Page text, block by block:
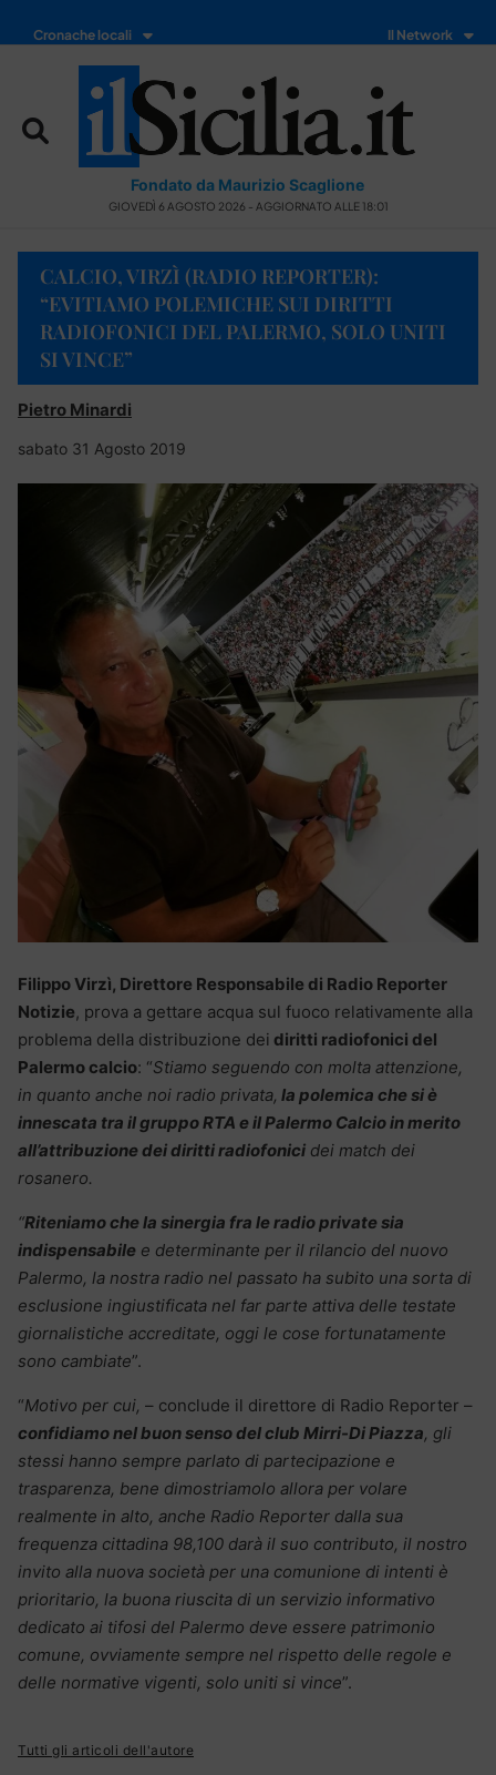
Cronache locali Il Network
Fondato da Maurizio Scaglione
GIOVEDÌ 6 AGOSTO 2026 - AGGIORNATO ALLE 18:01
CALCIO, VIRZÌ (RADIO REPORTER):
“EVITIAMO POLEMICHE SUI DIRITTI
RADIOFONICI DEL PALERMO, SOLO UNITI
SI VINCE”
Pietro Minardi
sabato 31 Agosto 2019
Filippo Virzì, Direttore Responsabile di Radio Reporter
Notizie, prova a gettare acqua sul fuoco relativamente alla
problema della distribuzione dei diritti radiofonici del
Palermo calcio: “Stiamo seguendo con molta attenzione,
in quanto anche noi radio privata, la polemica che si è
innescata tra il gruppo RTA e il Palermo Calcio in merito
all’attribuzione dei diritti radiofonici dei match dei
rosanero.
“Riteniamo che la sinergia fra le radio private sia
indispensabile e determinante per il rilancio del nuovo
Palermo, la nostra radio nel passato ha subito una sorta di
esclusione ingiustificata nel far parte attiva delle testate
giornalistiche accreditate, oggi le cose fortunatamente
sono cambiate”.
“Motivo per cui, – conclude il direttore di Radio Reporter –
confidiamo nel buon senso del club Mirri-Di Piazza, gli
stessi hanno sempre parlato di partecipazione e
trasparenza, bene dimostriamolo allora per volare
realmente in alto, anche Radio Reporter dalla sua
frequenza cittadina 98,100 darà il suo contributo, il nostro
invito alla nuova società per una comunione di intenti è
prioritario, la buona riuscita di un servizio informativo
dedicato ai tifosi del Palermo deve essere patrimonio
comune, ovviamente sempre nel rispetto delle regole e
delle normative vigenti, solo uniti si vince”.
Tutti gli articoli dell'autore